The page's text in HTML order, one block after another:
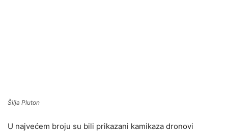
Šilja Pluton
U najvećem broju su bili prikazani kamikaza dronovi